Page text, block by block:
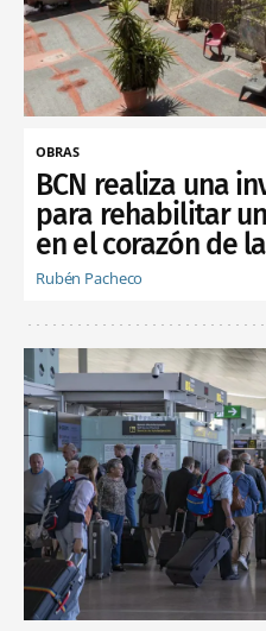
OBRAS
BCN realiza una
para rehabilitar
en el corazón de
Rubén Pacheco